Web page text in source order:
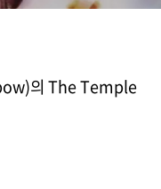
의 The Temple